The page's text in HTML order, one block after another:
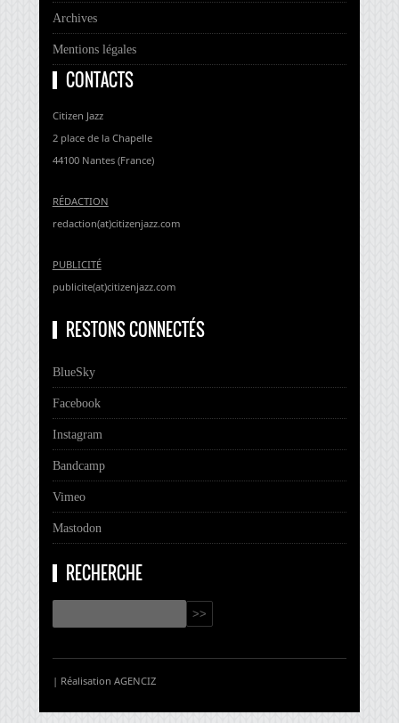
Archives
Mentions légales
CONTACTS
Citizen Jazz
2 place de la Chapelle
44100 Nantes (France)
RÉDACTION
redaction(at)citizenjazz.com
PUBLICITÉ
publicite(at)citizenjazz.com
RESTONS CONNECTÉS
BlueSky
Facebook
Instagram
Bandcamp
Vimeo
Mastodon
RECHERCHE
| Réalisation AGENCIZ